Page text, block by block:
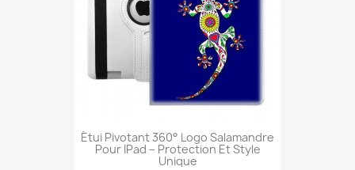
Étui Pivotant 360° Logo Salamandre
Pour IPad – Protection Et Style
Unique